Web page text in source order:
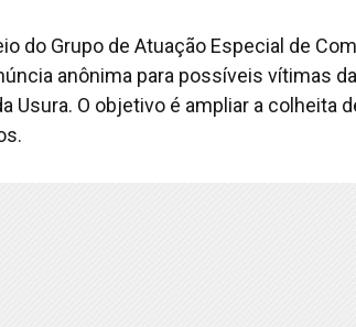
do Grupo de Atuação Especial de
anônima para possíveis vítimas da
Usura. O objetivo é ampliar a colheita